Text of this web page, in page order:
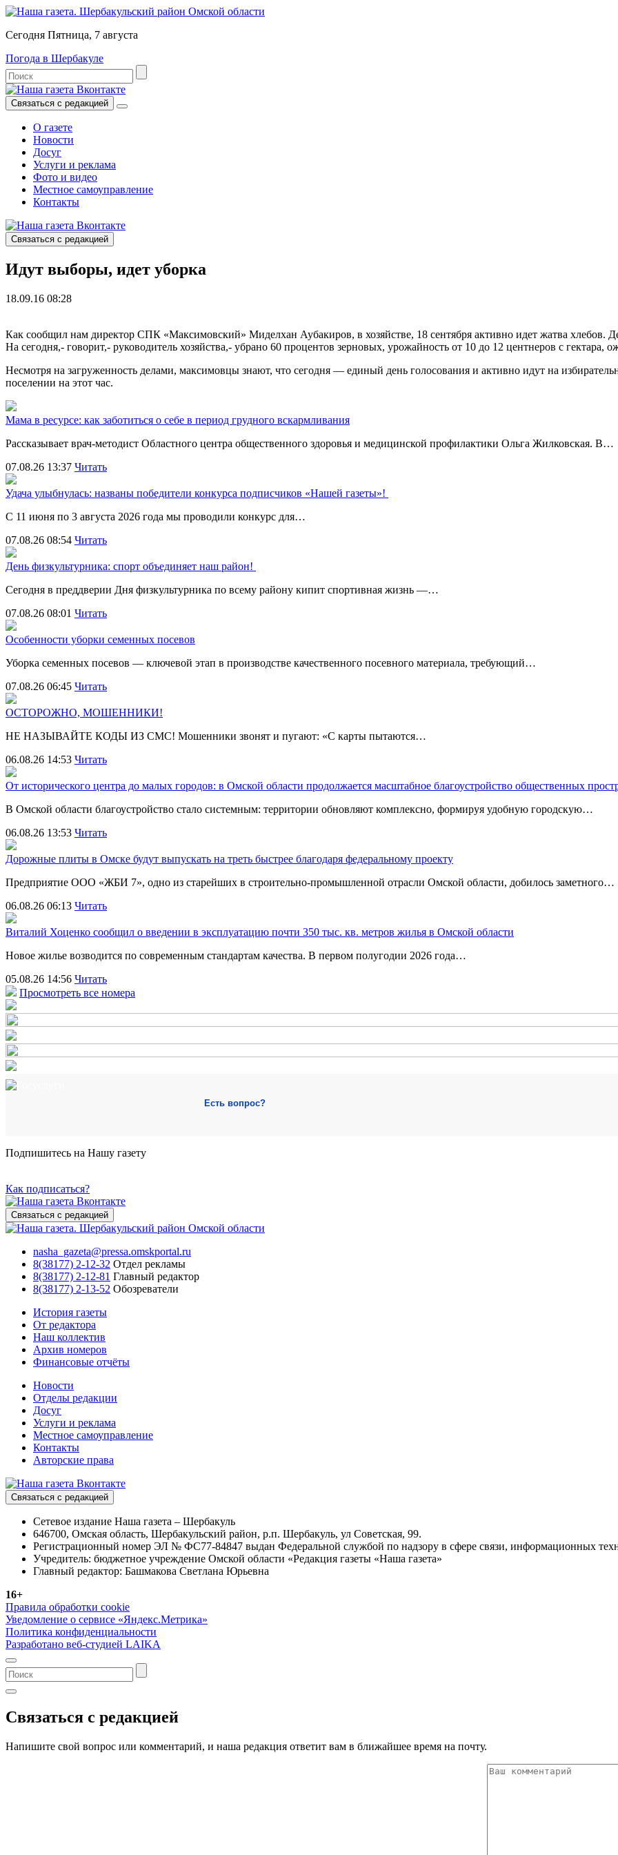
Сегодня Пятница, 7 августа
Погода в Шербакуле
Связаться с редакцией
О газете
Новости
Досуг
Услуги и реклама
Фото и видео
Местное самоуправление
Контакты
Связаться с редакцией
Идут выборы, идет уборка
18.09.16 08:28
Как сообщил нам директор СПК «Максимовский» Миделхан Аубакиров, в хозяйстве, 18 сентября активно идет жатва хлебов.
На сегодня,- говорит,- руководитель хозяйства,- убрано 60 процентов зерновых, урожайность от 10 до 12 центнеров с
Несмотря на загруженность делами, максимовцы знают, что сегодня — единый день голосования и активно идут на
поселении на этот час.
Мама в ресурсе: как заботиться о себе в период грудного вскармливания
Рассказывает врач-методист Областного центра общественного здоровья и медицинской профилактики Ольга Жилковская. В…
07.08.26 13:37 Читать
Удача улыбнулась: названы победители конкурса подписчиков «Нашей газеты»!
С 11 июня по 3 августа 2026 года мы проводили конкурс для…
07.08.26 08:54 Читать
День физкультурника: спорт объединяет наш район!
Сегодня в преддверии Дня физкультурника по всему району кипит спортивная жизнь —…
07.08.26 08:01 Читать
Особенности уборки семенных посевов
Уборка семенных посевов — ключевой этап в производстве качественного посевного материала, требующий…
07.08.26 06:45 Читать
ОСТОРОЖНО, МОШЕННИКИ!
НЕ НАЗЫВАЙТЕ КОДЫ ИЗ СМС! Мошенники звонят и пугают: «С карты пытаются…
06.08.26 14:53 Читать
От исторического центра до малых городов: в Омской области продолжается масштабное благоустройство общественных
В Омской области благоустройство стало системным: территории обновляют комплексно, формируя удобную городскую…
06.08.26 13:53 Читать
Дорожные плиты в Омске будут выпускать на треть быстрее благодаря федеральному проекту
Предприятие ООО «ЖБИ 7», одно из старейших в строительно‑промышленной отрасли Омской области, добилось заметного…
06.08.26 06:13 Читать
Виталий Хоценко сообщил о введении в эксплуатацию почти 350 тыс. кв. метров жилья в Омской области
Новое жилье возводится по современным стандартам качества. В первом полугодии 2026 года…
05.08.26 14:56 Читать
Просмотреть все номера
Есть вопрос?
Подпишитесь на Нашу газету
Как подписаться?
Связаться с редакцией
nasha_gazeta@pressa.omskportal.ru
8(38177) 2-12-32 Отдел рекламы
8(38177) 2-12-81 Главный редактор
8(38177) 2-13-52 Обозреватели
История газеты
От редактора
Наш коллектив
Архив номеров
Финансовые отчёты
Новости
Отделы редакции
Досуг
Услуги и реклама
Местное самоуправление
Контакты
Авторские права
Связаться с редакцией
Сетевое издание Наша газета – Шербакуль
646700, Омская область, Шербакульский район, р.п. Шербакуль, ул Советская, 99.
Регистрационный номер ЭЛ № ФС77-84847 выдан Федеральной службой по надзору в сфере связи, информационных
Учредитель: бюджетное учреждение Омской области «Редакция газеты «Наша газета»
Главный редактор: Башмакова Светлана Юрьевна
16+
Правила обработки cookie
Уведомление о сервисе «Яндекс.Метрика»
Политика конфиденциальности
Разработано веб-студией LAIKA
Связаться с редакцией
Напишите свой вопрос или комментарий, и наша редакция ответит вам в ближайшее время на почту.